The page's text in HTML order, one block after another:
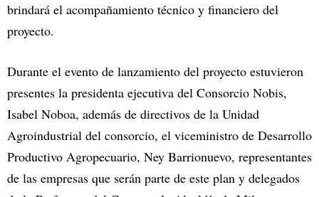
brindará el acompañamiento técnico y financiero del
proyecto.
Durante el evento de lanzamiento del proyecto estuvieron
presentes la presidenta ejecutiva del Consorcio Nobis,
Isabel Noboa, además de directivos de la Unidad
Agroindustrial del consorcio, el viceministro de Desarrollo
Productivo Agropecuario, Ney Barrionuevo, representantes
de las empresas que serán parte de este plan y delegados